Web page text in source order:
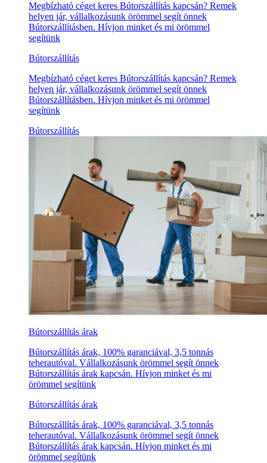
Megbízható céget keres Bútorszállítás kapcsán? Remek
helyen jár, vállalkozásunk örömmel segít önnek
Bútorszállításben. Hívjon minket és mi örömmel
segítünk
Bútorszállítás
Megbízható céget keres Bútorszállítás kapcsán? Remek
helyen jár, vállalkozásunk örömmel segít önnek
Bútorszállításben. Hívjon minket és mi örömmel
segítünk
Bútorszállítás
Bútorszállítás árak
Bútorszállítás árak, 100% garanciával, 3,5 tonnás
teherautóval. Vállalkozásunk örömmel segít önnek
Bútorszállítás árak kapcsán. Hívjon minket és mi
örömmel segítünk
Bútorszállítás árak
Bútorszállítás árak, 100% garanciával, 3,5 tonnás
teherautóval. Vállalkozásunk örömmel segít önnek
Bútorszállítás árak kapcsán. Hívjon minket és mi
örömmel segítünk